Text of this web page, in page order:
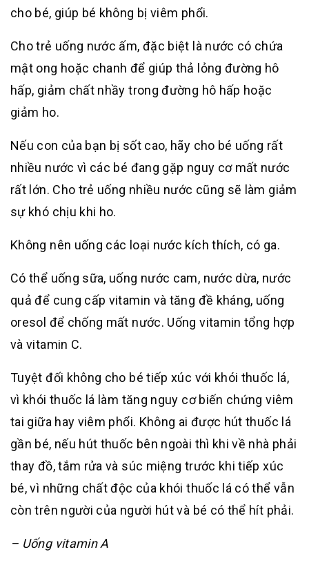
cho bé, giúp bé không bị viêm phổi.
Cho trẻ uống nước ấm, đặc biệt là nước có chứa
mật ong hoặc chanh để giúp thả lỏng đường hô
hấp, giảm chất nhầy trong đường hô hấp hoặc
giảm ho.
Nếu con của bạn bị sốt cao, hãy cho bé uống rất
nhiều nước vì các bé đang gặp nguy cơ mất nước
rất lớn. Cho trẻ uống nhiều nước cũng sẽ làm giảm
sự khó chịu khi ho.
Không nên uống các loại nước kích thích, có ga.
Có thể uống sữa, uống nước cam, nước dừa, nước
quả để cung cấp vitamin và tăng đề kháng, uống
oresol để chống mất nước. Uống vitamin tổng hợp
và vitamin C.
Tuyệt đối không cho bé tiếp xúc với khói thuốc lá,
vì khói thuốc lá làm tăng nguy cơ biến chứng viêm
tai giữa hay viêm phổi. Không ai được hút thuốc lá
gần bé, nếu hút thuốc bên ngoài thì khi về nhà phải
thay đồ, tắm rửa và súc miệng trước khi tiếp xúc
bé, vì những chất độc của khói thuốc lá có thể vẫn
còn trên người của người hút và bé có thể hít phải.
– Uống vitamin A